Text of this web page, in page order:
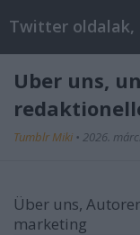
Twitter
Über uns,
Tumblr Miki • 2026.
Über uns,
marketing